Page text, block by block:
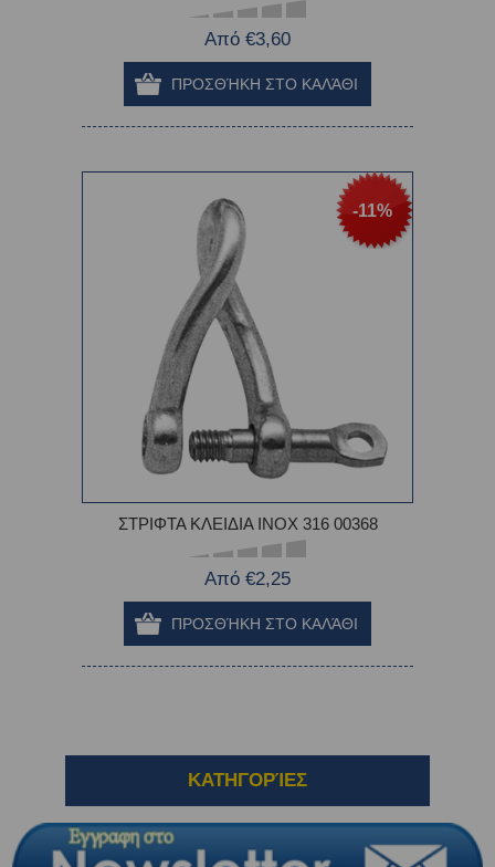
Από €3,60
-11%
ΣΤΡΙΦΤΑ ΚΛΕΙΔΙΑ INOX 316 00368
Από €2,25
ΚΑΤΗΓΟΡΊΕΣ